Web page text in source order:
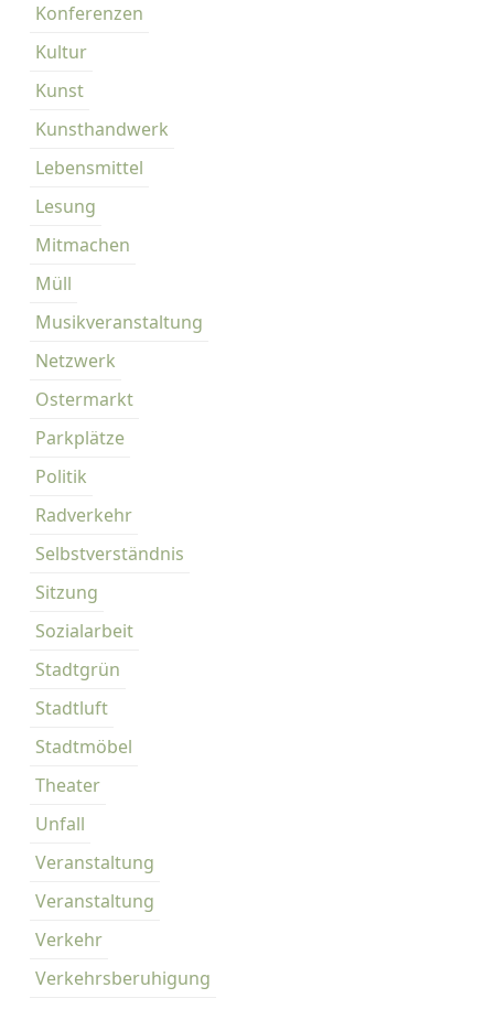
Konferenzen
Kultur
Kunst
Kunsthandwerk
Lebensmittel
Lesung
Mitmachen
Müll
Musikveranstaltung
Netzwerk
Ostermarkt
Parkplätze
Politik
Radverkehr
Selbstverständnis
Sitzung
Sozialarbeit
Stadtgrün
Stadtluft
Stadtmöbel
Theater
Unfall
Veranstaltung
Veranstaltung
Verkehr
Verkehrsberuhigung